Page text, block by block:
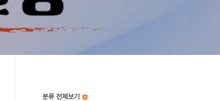
분류 전체보기